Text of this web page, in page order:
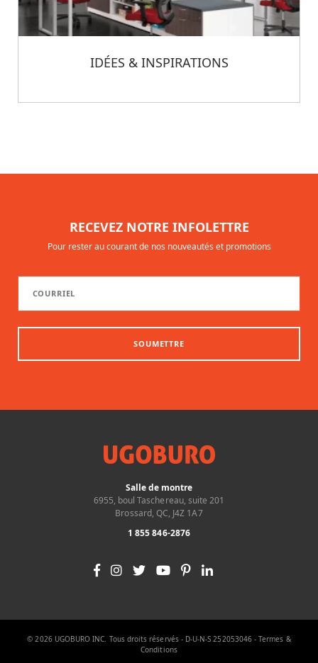
IDÉES & INSPIRATIONS
RECEVEZ NOTRE INFOLETTRE
Pour rester au courant de nos nouveautés et promotions
SOUMETTRE
Salle de montre
6955, boul Taschereau, suite 201
Brossard, QC, J4Z 1A7
1 855 846-2876
© 2026 UGOBURO INC. Tous droits réservés - D-U-N-S 252053046 -Termes &
Conditions